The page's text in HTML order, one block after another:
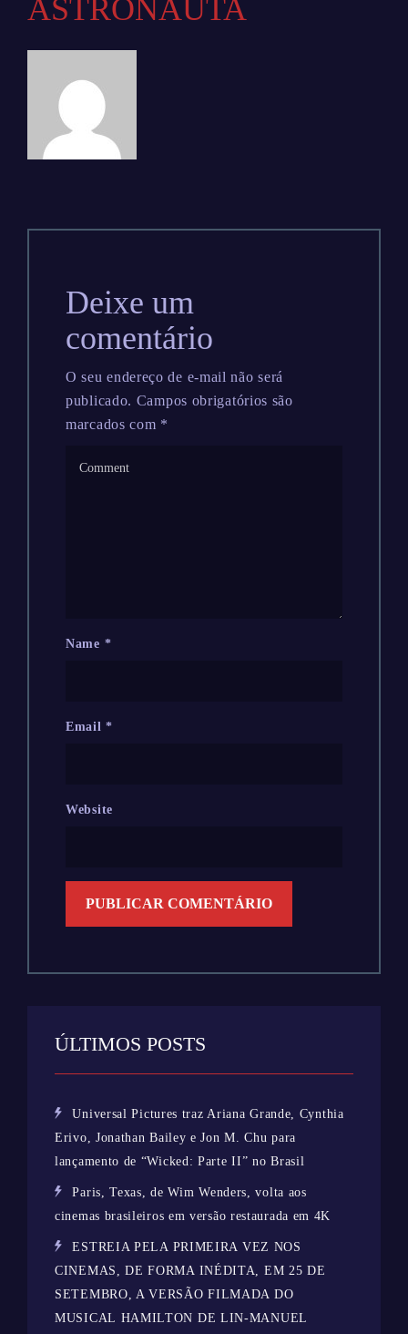
ASTRONAUTA
Deixe um
comentário
O seu endereço de e-mail não será
publicado. Campos obrigatórios são
marcados com *
Name *
Email*
Website
ÚLTIMOS POSTS
Universal Pictures traz Ariana Grande, Cynthia
Erivo, Jonathan Bailey e Jon M. Chu para
lançamento de “Wicked: Parte II” no Brasil
Paris, Texas, de Wim Wenders, volta aos
cinemas brasileiros em versão restaurada em 4K
ESTREIA PELA PRIMEIRA VEZ NOS
CINEMAS, DE FORMA INÉDITA, EM 25 DE
SETEMBRO, A VERSÃO FILMADA DO
MUSICAL HAMILTON DE LIN-MANUEL